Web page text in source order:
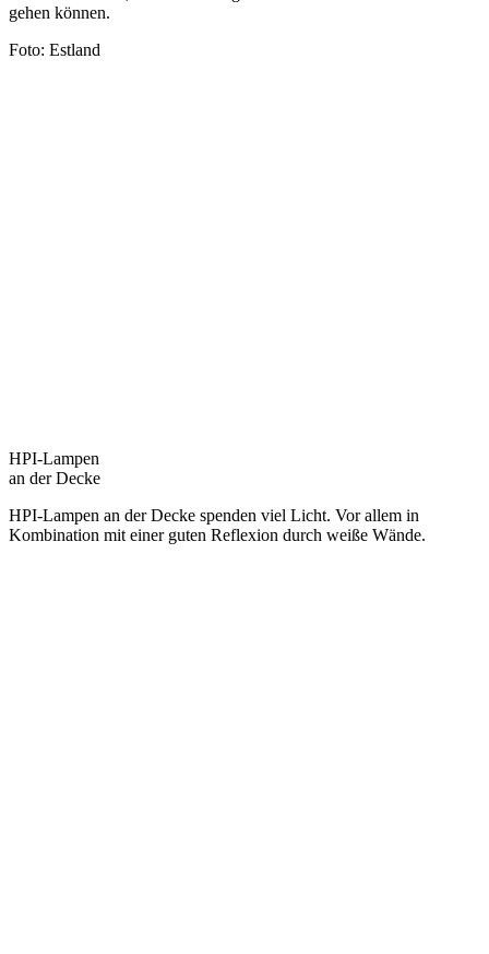
gehen können.
Foto: Estland
HPI-Lampen
an der Decke
HPI-Lampen an der Decke spenden viel Licht. Vor allem in
Kombination mit einer guten Reflexion durch weiße Wände.